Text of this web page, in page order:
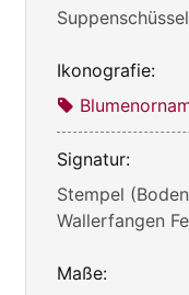
Suppenschüssel
Ikonografie:
Signatur:
Stempel
Wallerfangen
Maße: